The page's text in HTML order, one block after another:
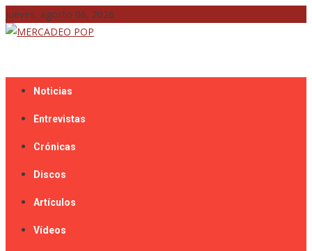
Skip
to
jueves, agosto 06, 2026
Noticias
Entrevistas
Crónicas
Discos
Artículos
Vídeos